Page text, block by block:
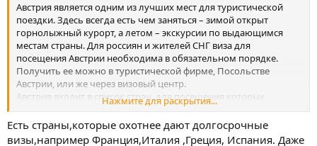
Австрия является одним из лучших мест для туристической
поездки. Здесь всегда есть чем заняться – зимой открыт
горнолыжный курорт, а летом – экскурсии по выдающимся
местам страны. Для россиян и жителей СНГ виза для
посещения Австрии необходима в обязательном порядке.
Получить ее можно в туристической фирме, Посольстве
Австрии, или же через визовый центр.
Австрия входит в список стран, для посещения которых
необходима виза особого типа. Так же ее называют
Шенгенской визой. Это все виды виз, кроме национального
типа. С 2020 года введены особые правила и новые регламенты
Нажмите для раскрытия...
Есть страны,которые охотнее дают долгосрочные
визы,например Франция,Италия ,Греция, Испания. Даже